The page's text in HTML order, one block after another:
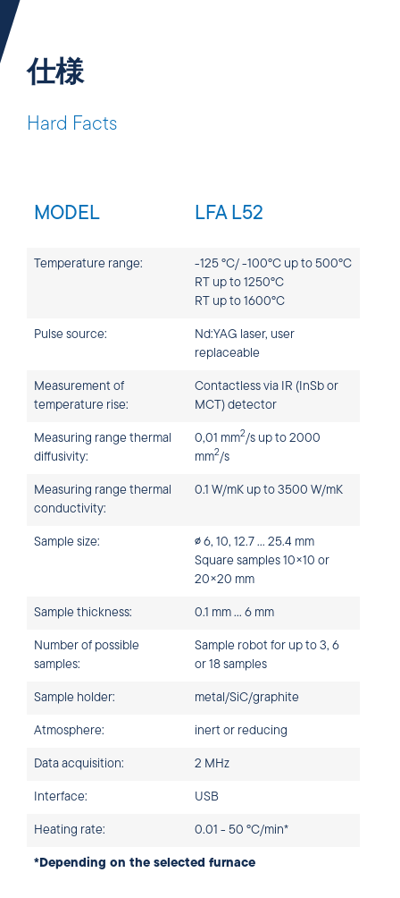
仕様
Hard Facts
MODEL LFA L52
Temperature range:
-125 °C/ -100°C up to 500°C
RT up to 1250°C
RT up to 1600°C
Pulse source:
Nd:YAG laser, user
replaceable
Measurement of
temperature rise:
Contactless via IR (InSb or
MCT) detector
Measuring range thermal
diffusivity:
0,01 mm2/s up to 2000
mm2/s
Measuring range thermal
conductivity:
0.1 W/mK up to 3500 W/mK
Sample size:
∅ 6, 10, 12.7 ... 25.4 mm
Square samples 10×10 or
20×20 mm
Sample thickness: 0.1 mm ... 6 mm
Number of possible
samples:
Sample robot for up to 3, 6
or 18 samples
Sample holder: metal/SiC/graphite
Atmosphere: inert or reducing
Data acquisition: 2 MHz
Interface: USB
Heating rate: 0.01 - 50 °C/min*
*Depending on the selected furnace